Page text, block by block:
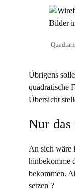
Übrigens
quadratische
Übersicht
Nur das
An sich wäre
hinbekomme
bekommen.
setzen ?